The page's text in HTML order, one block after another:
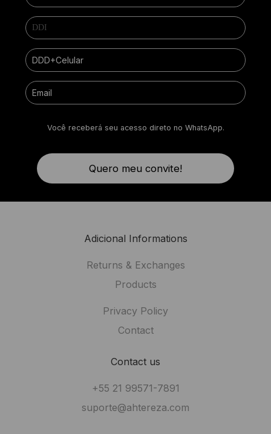
Quero meu convite!
Você receberá seu acesso direto no WhatsApp.
Adicional Informations
Returns & Exchanges
Products
Privacy Policy
Contact
Contact us
+55 21 99571-7891
suporte@ahtereza.com